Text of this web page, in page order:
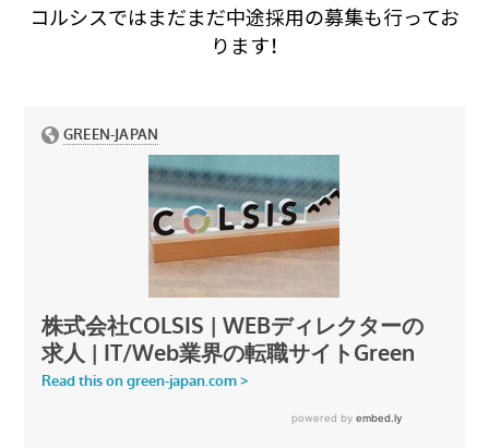
コルシスではまだまだ中途採用の募集も行ってお
ります！